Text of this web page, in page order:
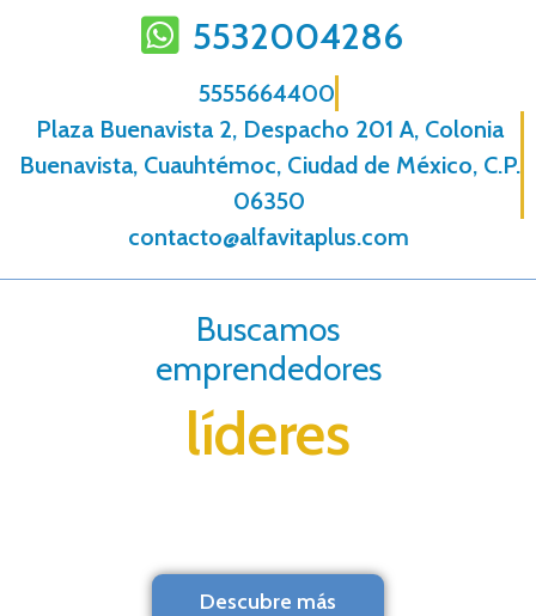
5532004286
5555664400
Plaza Buenavista 2, Despacho 201 A, Colonia
Buenavista, Cuauhtémoc, Ciudad de México, C.P.
06350
contacto@alfavitaplus.com
Buscamos
emprendedores
líderes
Descubre más